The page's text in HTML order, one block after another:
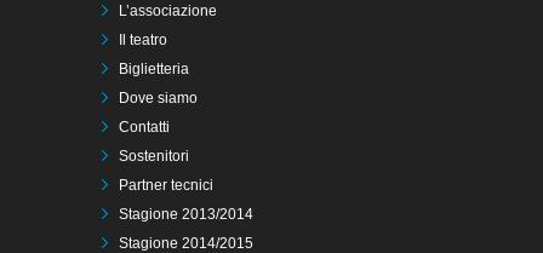
L’associazione
Il teatro
Biglietteria
Dove siamo
Contatti
Sostenitori
Partner tecnici
Stagione 2013/2014
Stagione 2014/2015